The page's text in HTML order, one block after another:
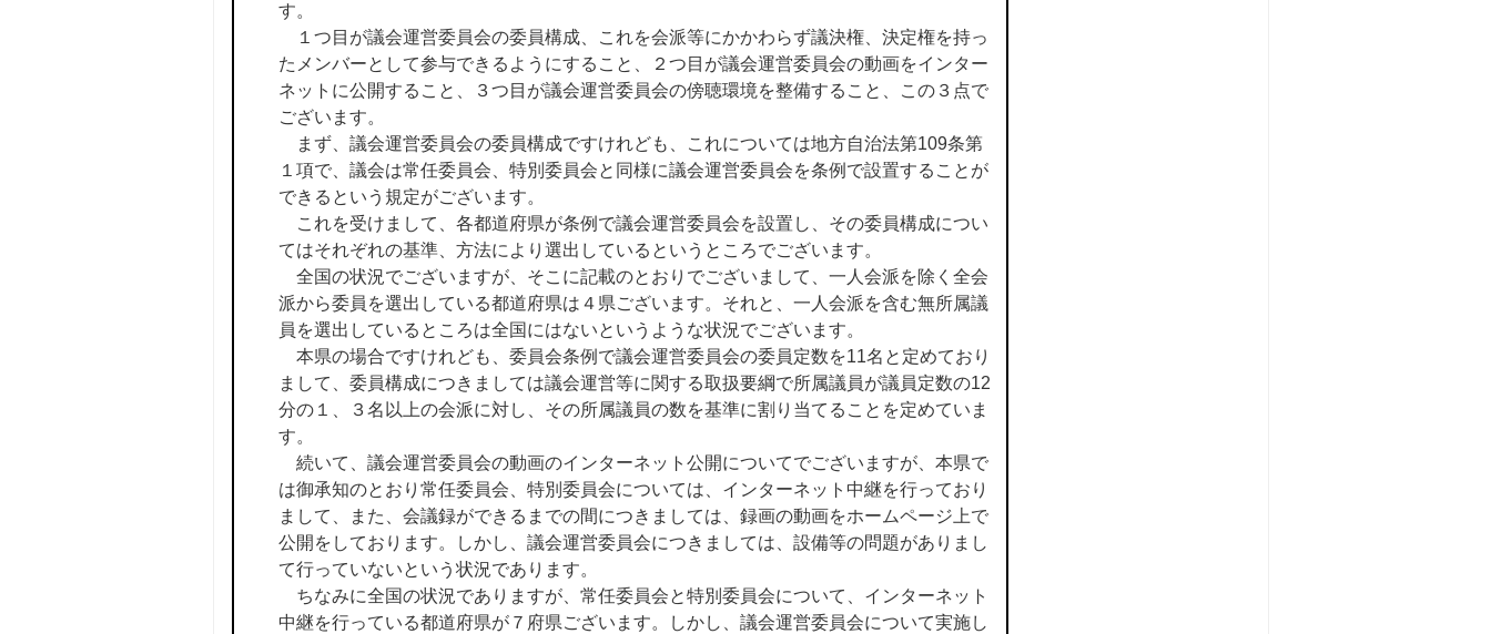
す。
１つ目が議会運営委員会の委員構成、これを会派等にかかわらず議決権、決定権を持っ
たメンバーとして参与できるようにすること、２つ目が議会運営委員会の動画をインター
ネットに公開すること、３つ目が議会運営委員会の傍聴環境を整備すること、この３点で
ございます。
まず、議会運営委員会の委員構成ですけれども、これについては地方自治法第109条第
１項で、議会は常任委員会、特別委員会と同様に議会運営委員会を条例で設置することが
できるという規定がございます。
これを受けまして、各都道府県が条例で議会運営委員会を設置し、その委員構成につい
てはそれぞれの基準、方法により選出しているというところでございます。
全国の状況でございますが、そこに記載のとおりでございまして、一人会派を除く全会
派から委員を選出している都道府県は４県ございます。それと、一人会派を含む無所属議
員を選出しているところは全国にはないというような状況でございます。
本県の場合ですけれども、委員会条例で議会運営委員会の委員定数を11名と定めており
まして、委員構成につきましては議会運営等に関する取扱要綱で所属議員が議員定数の12
分の１、３名以上の会派に対し、その所属議員の数を基準に割り当てることを定めていま
す。
続いて、議会運営委員会の動画のインターネット公開についてでございますが、本県で
は御承知のとおり常任委員会、特別委員会については、インターネット中継を行っており
まして、また、会議録ができるまでの間につきましては、録画の動画をホームページ上で
公開をしております。しかし、議会運営委員会につきましては、設備等の問題がありまし
て行っていないという状況であります。
ちなみに全国の状況でありますが、常任委員会と特別委員会について、インターネット
中継を行っている都道府県が７府県ございます。しかし、議会運営委員会について実施し